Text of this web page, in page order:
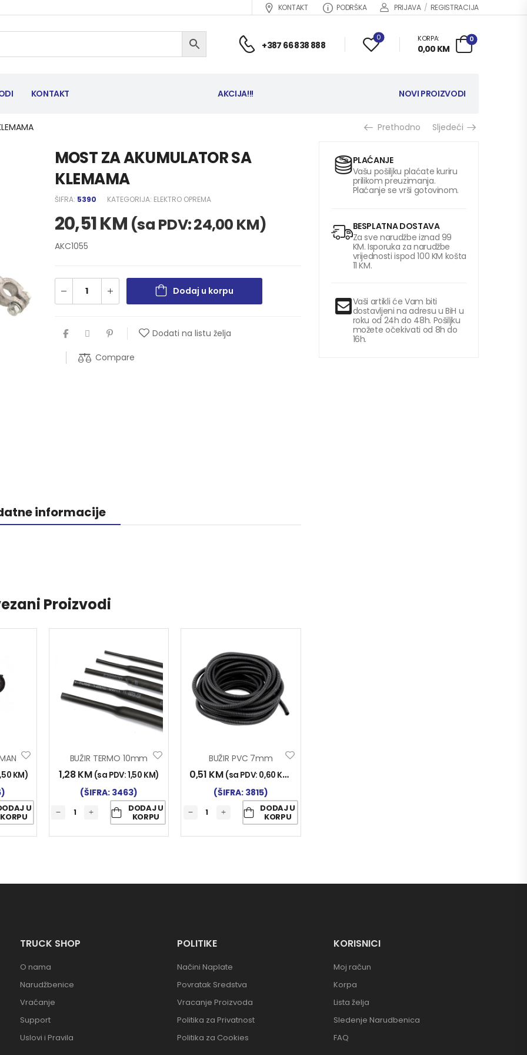
KONTAKT PODRŠKA PRIJAVA / REGISTRACIJA
+387 66 838 888
0 KORPA:
0,00 KM
0
KONTAKT AKCIJA!!! NOVI PROIZVODI
Prethodno Sljedeći
MOST ZA AKUMULATOR SA
KLEMAMA
ŠIFRA: 5390 KATEGORIJA: ELEKTRO OPREMA
20,51KM (sa PDV:24,00 KM)
AKC1055
Dodaj u korpu
Dodati na listu želja
Compare
informacije
Proizvodi
KM)
U
KORPU
BUŽIR TERMO 10mm
1,28KM (sa PDV:1,50 KM)
(ŠIFRA: 3463)
DODAJ U
KORPU
BUŽIR PVC 7mm
0,51 KM (sa PDV: 0,60 KM
(ŠIFRA: 3815)
DODAJ U
KORPU
PLAĆANJE
Vašu pošiljku plaćate kuriru
prilikom preuzimanja.
Plaćanje se vrši gotovinom.
BESPLATNA DOSTAVA
Za sve narudžbe iznad 99
KM. Isporuka za narudžbe
vrijednosti ispod 100 KM košta
11 KM.
Vaši artikli će Vam biti
dostavljeni na adresu u BiH u
roku od 24h do 48h. Pošiljku
možete očekivati od 8h do
16h.
TRUCK SHOP
O nama
Narudžbenice
Vraćanje
Support
Uslovi i Pravila
POLITIKE
Načini Naplate
Povratak Sredstva
Vracanje Proizvoda
Politika za Privatnost
Politika za Cookies
KORISNICI
Moj račun
Korpa
Lista želja
Sledenje Narudbenica
FAQ